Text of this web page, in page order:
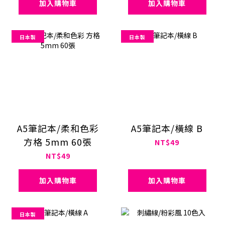
加入購物車 加入購物車
日本製
A5筆記本/柔和色彩
方格 5mm 60張
NT$49
加入購物車
日本製
A5筆記本/橫線 B
NT$49
加入購物車
日本製